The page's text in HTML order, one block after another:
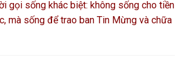
gọi sống khác biệt: không sống cho tiền
mà sống để trao ban Tin Mừng và chữa